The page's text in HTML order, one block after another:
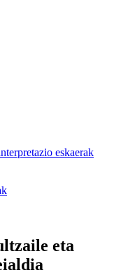
eskaerak
eta